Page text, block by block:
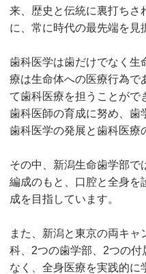
来、歴史と伝統に裏打ちさ
に、常に時代の最先端を見
歯科医学は歯だけでなく生
療は生命体への医療行為で
て歯科医療を担うことがで
歯科医師の育成に努め、歯
歯科医学の発展と歯科医療
その中、新潟生命歯学部で
編成のもと、口腔と全身を
成を目指しています。
また、新潟と東京の両キ
科、2つの歯学部、2つの
なく、全身医療を実践的に